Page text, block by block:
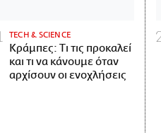
ΤECH & SCIENCE
Κράμπες: Τι τις προκαλεί
και τι να κάνουμε όταν
αρχίσουν οι ενοχλήσεις